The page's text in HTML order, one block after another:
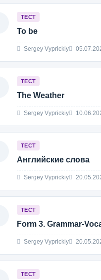
ТЕСТ
To be
Sergey Vyprickiy
ТЕСТ
The Weather
Sergey Vyprickiy
ТЕСТ
Английские слова
Sergey Vyprickiy
ТЕСТ
Form 3. Grammar-
Sergey Vyprickiy
ТЕСТ